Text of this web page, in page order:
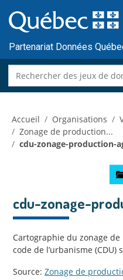
au
contenu
Partenariat Données
Accueil Organisations
Zonage de production...
cdu-zonage-production-
cdu-zonage-
Cartographie du zonage
code de l’urbanisme
Source: Zonage de